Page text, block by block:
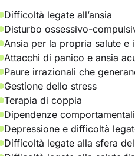
Difficoltà legate all’ansia
Disturbo ossessivo-
Ansia per la propria salute e
Attacchi di panico e ansia
Paure irrazionali che
Gestione dello stress
Terapia di coppia
Dipendenze
Depressione e difficoltà
Difficoltà legate alla sfera